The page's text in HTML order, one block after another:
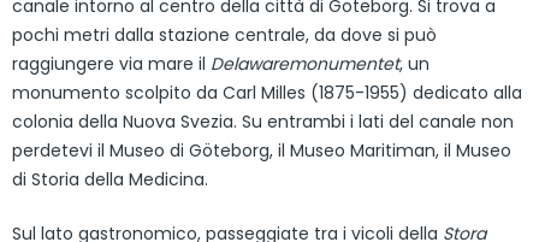
canale intorno al centro della città di Göteborg. Si trova a
pochi metri dalla stazione centrale, da dove si può
raggiungere via mare il Delawaremonumentet, un
monumento scolpito da Carl Milles (1875-1955) dedicato alla
colonia della Nuova Svezia. Su entrambi i lati del canale non
perdetevi il Museo di Göteborg, il Museo Maritiman, il Museo
di Storia della Medicina.
Sul lato gastronomico, passeggiate tra i vicoli della Stora